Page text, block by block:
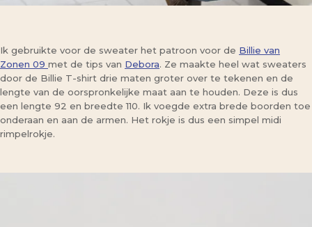
Ik gebruikte voor de sweater het patroon voor de Billie van
Zonen 09 met de tips van Debora. Ze maakte heel wat sweaters
door de Billie T-shirt drie maten groter over te tekenen en de
lengte van de oorspronkelijke maat aan te houden. Deze is dus
een lengte 92 en breedte 110. Ik voegde extra brede boorden toe
onderaan en aan de armen. Het rokje is dus een simpel midi
rimpelrokje.